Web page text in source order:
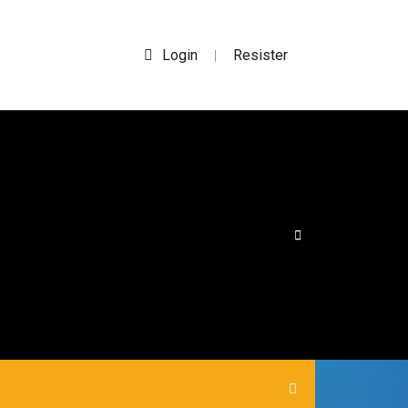
Login | Resister